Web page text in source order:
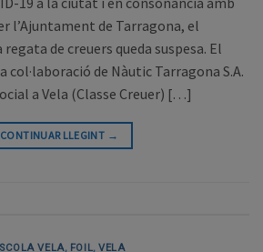
l’Ajuntament de Tarragona, el
regata de creuers queda suspesa. El
col·laboració de Nàutic Tarragona S.A.
a Vela (Classe Creuer) […]
CONTINUAR LLEGINT →
VELA, FOIL,VELA